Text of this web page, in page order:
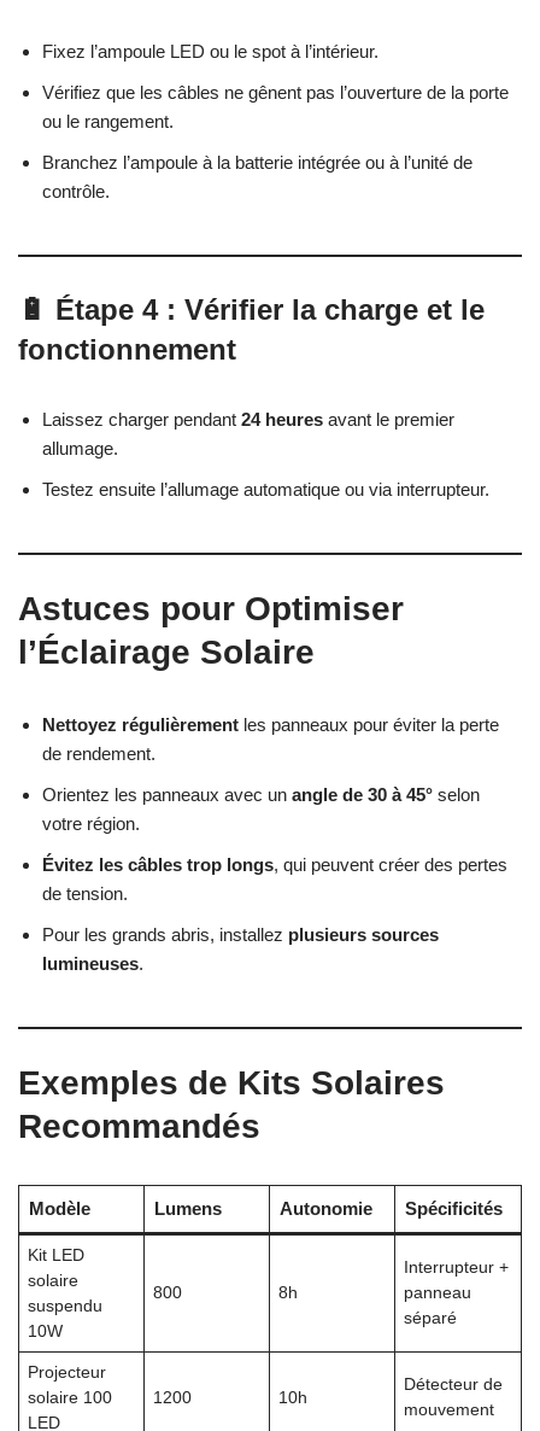
Fixez l’ampoule LED ou le spot à l’intérieur.
Vérifiez que les câbles ne gênent pas l’ouverture de la porte
ou le rangement.
Branchez l’ampoule à la batterie intégrée ou à l’unité de
contrôle.
🔋 Étape 4 : Vérifier la charge et le
fonctionnement
Laissez charger pendant 24 heures avant le premier
allumage.
Testez ensuite l’allumage automatique ou via interrupteur.
Astuces pour Optimiser
l’Éclairage Solaire
Nettoyez régulièrement les panneaux pour éviter la perte
de rendement.
Orientez les panneaux avec un angle de 30 à 45° selon
votre région.
Évitez les câbles trop longs, qui peuvent créer des pertes
de tension.
Pour les grands abris, installez plusieurs sources
lumineuses.
Exemples de Kits Solaires
Recommandés
Modèle Lumens Autonomie Spécificités
Kit LED
solaire
suspendu
10W
800 8h
Interrupteur +
panneau
séparé
Projecteur
solaire 100
LED
1200 10h
Détecteur de
mouvement